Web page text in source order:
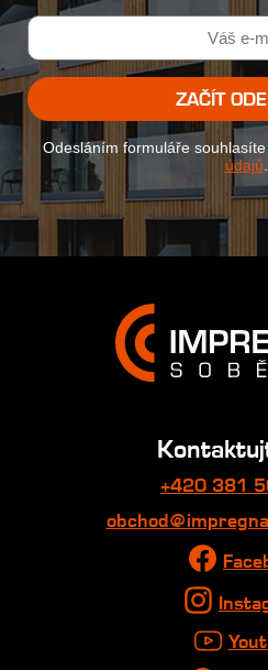
ZAČÍT
Odesláním formuláře
údajů
+420 381